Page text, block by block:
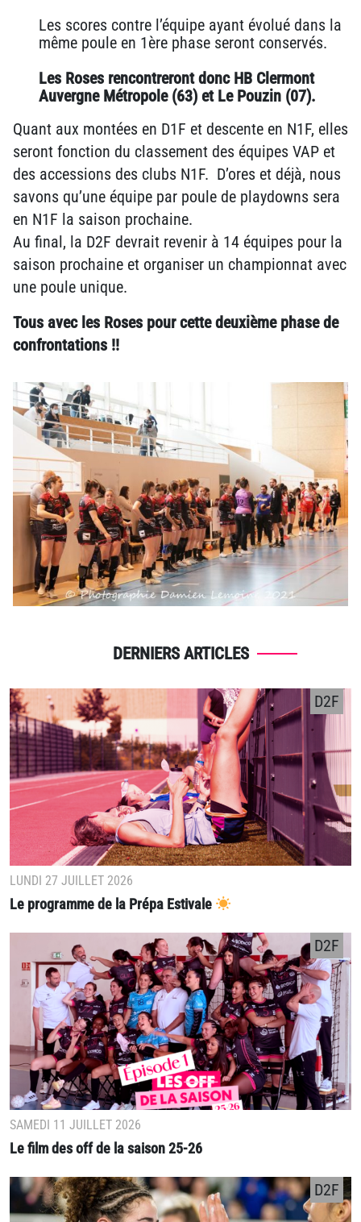
Les scores contre l’équipe ayant évolué dans la
même poule en 1ère phase seront conservés.
Les Roses rencontreront donc HB Clermont
Auvergne Métropole (63) et Le Pouzin (07).
Quant aux montées en D1F et descente en N1F, elles
seront fonction du classement des équipes VAP et
des accessions des clubs N1F. D’ores et déjà, nous
savons qu’une équipe par poule de playdowns sera
en N1F la saison prochaine.
Au final, la D2F devrait revenir à 14 équipes pour la
saison prochaine et organiser un championnat avec
une poule unique.
Tous avec les Roses pour cette deuxième phase de
confrontations !!
DERNIERS ARTICLES
LUNDI 27 JUILLET 2026
Le programme de la Prépa Estivale
D2F
SAMEDI 11 JUILLET 2026
Le film des off de la saison 25-26
D2F
D2F